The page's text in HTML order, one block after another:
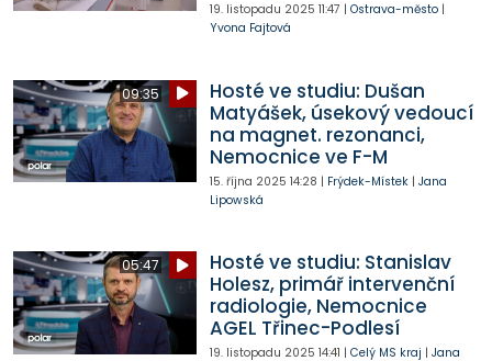
19. listopadu 2025 11:47 | Ostrava-město|
Yvona Fajtová
09:35
Hosté ve studiu: Dušan
Matyášek, úsekový vedoucí
na magnet. rezonanci,
Nemocnice ve F-M
15. října 2025 14:28 | Frýdek-Místek| Jana
Lipowská
05:47
Hosté ve studiu: Stanislav
Holesz, primář intervenční
radiologie, Nemocnice
AGEL Třinec-Podlesí
19. listopadu 2025 14:41 | Celý MS kraj | Jana